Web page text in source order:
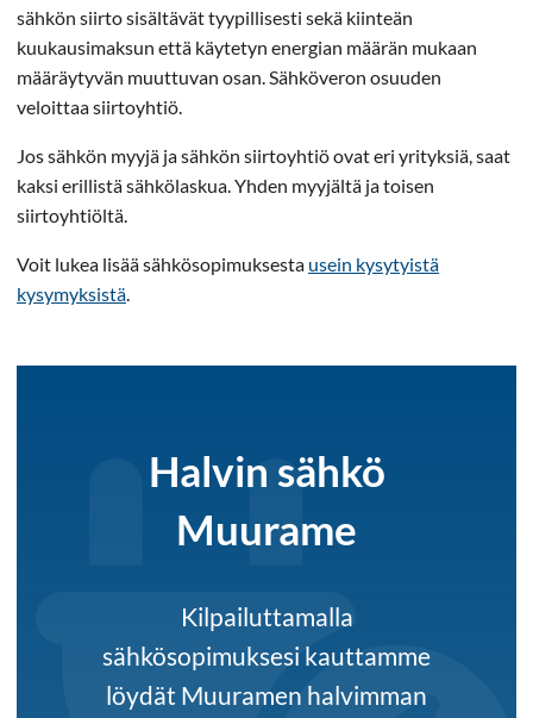
sähkön siirto sisältävät tyypillisesti sekä kiinteän
kuukausimaksun että käytetyn energian määrän mukaan
määräytyvän muuttuvan osan. Sähköveron osuuden
veloittaa siirtoyhtiö.
Jos sähkön myyjä ja sähkön siirtoyhtiö ovat eri yrityksiä, saat
kaksi erillistä sähkölaskua. Yhden myyjältä ja toisen
siirtoyhtiöltä.
Voit lukea lisää sähkösopimuksesta usein kysytyistä
kysymyksistä.
Halvin sähkö
Muurame
Kilpailuttamalla
sähkösopimuksesi kauttamme
löydät Muuramen halvimman